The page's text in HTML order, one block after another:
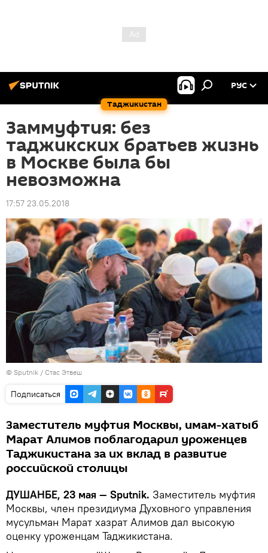
Таджикистан
РУС
Заммуфтия: без
таджикских братьев жизнь
в Москве была бы
невозможна
17:57 23.05.2018
© Sputnik / Стас Этвеш
Подписаться
Заместитель муфтия Москвы, имам-хатыб
Марат Алимов поблагодарил уроженцев
Таджикистана за их вклад в развитие
российской столицы
ДУШАНБЕ, 23 мая — Sputnik. Заместитель муфтия
Москвы, член президиума Духовного управления
мусульман Марат хазрат Алимов дал высокую
оценку уроженцам Таджикистана.